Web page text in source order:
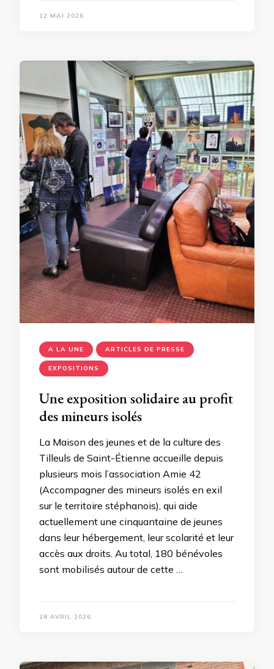
12 MAI 2026
A LA UNE ARTICLES DE PRESSE
EXPOSITIONS
Une exposition solidaire au profit
des mineurs isolés
La Maison des jeunes et de la culture des
Tilleuls de Saint-Étienne accueille depuis
plusieurs mois l’association Amie 42
(Accompagner des mineurs isolés en exil
sur le territoire stéphanois), qui aide
actuellement une cinquantaine de jeunes
dans leur hébergement, leur scolarité et leur
accès aux droits. Au total, 180 bénévoles
sont mobilisés autour de cette …
28 AVRIL 2026